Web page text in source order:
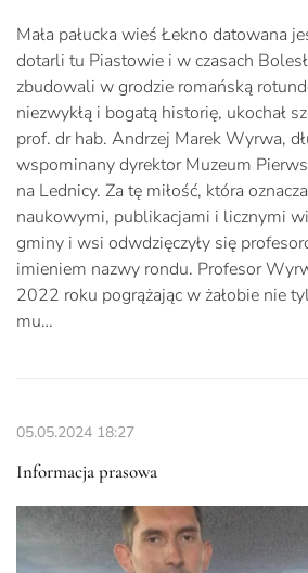
Mała pałucka wieś Łekno datowana
dotarli tu Piastowie i w czasach
zbudowali w grodzie romańską
niezwykłą i bogatą historię, ukochał
prof. dr hab. Andrzej Marek Wyrwa,
wspominany dyrektor Muzeum
na Lednicy. Za tę miłość, która
naukowymi, publikacjami i licznymi
gminy i wsi odwdzięczyły się
imieniem nazwy rondu. Profesor
2022 roku pogrążając w żałobie nie
mu…
05.05.2024 18:27
Informacja prasowa